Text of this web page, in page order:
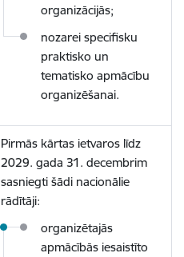
organizācijās;
nozarei specifisku
praktisko un
tematisko apmācību
organizēšanai.
Pirmās kārtas ietvaros līdz
2029. gada 31. decembrim
sasniegti šādi nacionālie
rādītāji:
organizētajās
apmācībās iesaistīto